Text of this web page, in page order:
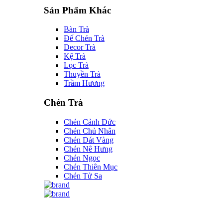
Sản Phẩm Khác
Bàn Trà
Đế Chén Trà
Decor Trà
Kệ Trà
Lọc Trà
Thuyền Trà
Trầm Hương
Chén Trà
Chén Cảnh Đức
Chén Chủ Nhân
Chén Dát Vàng
Chén Nê Hưng
Chén Ngọc
Chén Thiên Mục
Chén Tử Sa